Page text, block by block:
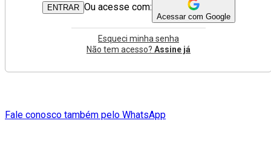
ENTRAR Ou acesse com:
Acessar com Google
Esqueci minha senha
Não tem acesso? Assine já
Fale conosco também pelo WhatsApp